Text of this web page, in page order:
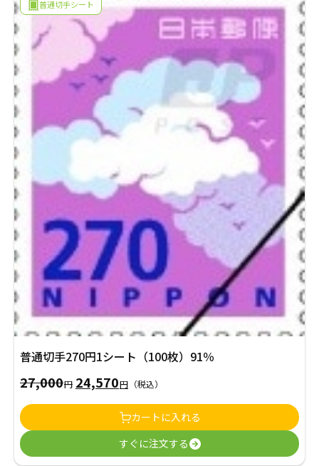
円
し
た。
27,300
で
普通切手シート
普通切手270円1シート（100枚）91％
27,000円 元
の
24,570円 現
在
の
価
（税込）
カートに入れる
すぐに注文する